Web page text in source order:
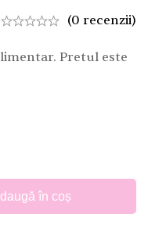
(0 recenzii)
Pretul este
în coș